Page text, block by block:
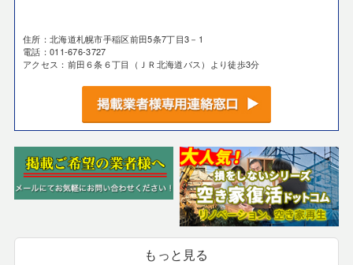
住所：北海道札幌市手稲区前田5条7丁目3－1
電話：011-676-3727
アクセス：前田６条６丁目（ＪＲ北海道バス）より徒歩3分
もっと見る